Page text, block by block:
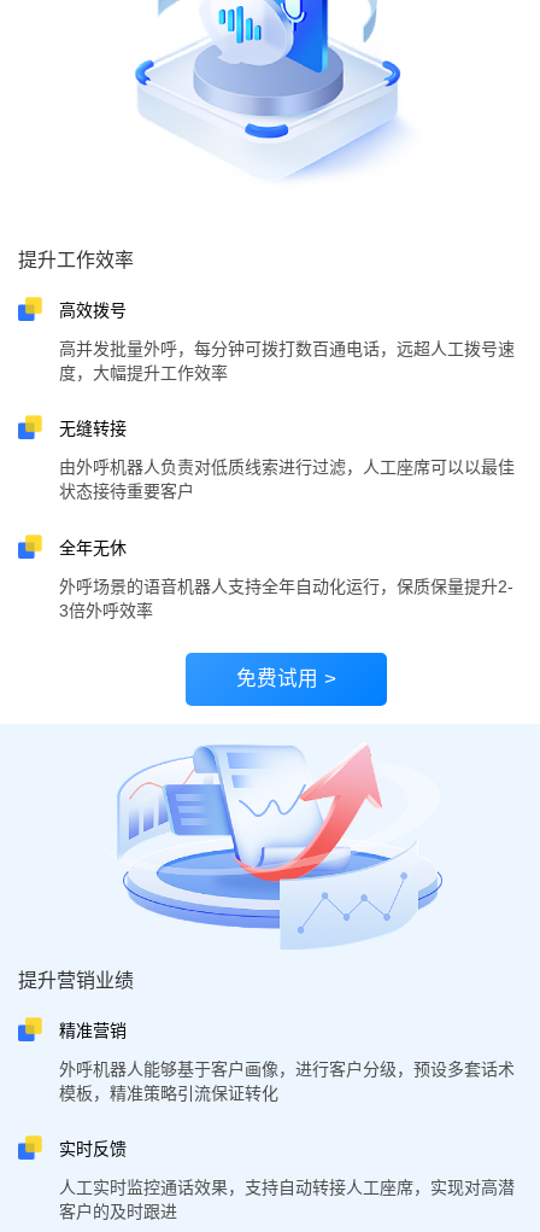
提升工作效率
高效拨号
高并发批量外呼，每分钟可拨打数百通电话，远超人工拨号速
度，大幅提升工作效率
无缝转接
由外呼机器人负责对低质线索进行过滤，人工座席可以以最佳
状态接待重要客户
全年无休
外呼场景的语音机器人支持全年自动化运行，保质保量提升2-
3倍外呼效率
免费试用 >
提升营销业绩
精准营销
外呼机器人能够基于客户画像，进行客户分级，预设多套话术
模板，精准策略引流保证转化
实时反馈
人工实时监控通话效果，支持自动转接人工座席，实现对高潜
客户的及时跟进